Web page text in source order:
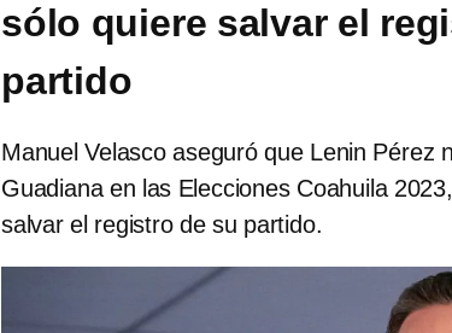
sólo quiere salvar el
partido
Manuel Velasco aseguró que Lenin Pérez
Guadiana en las Elecciones Coahuila
salvar el registro de su partido.